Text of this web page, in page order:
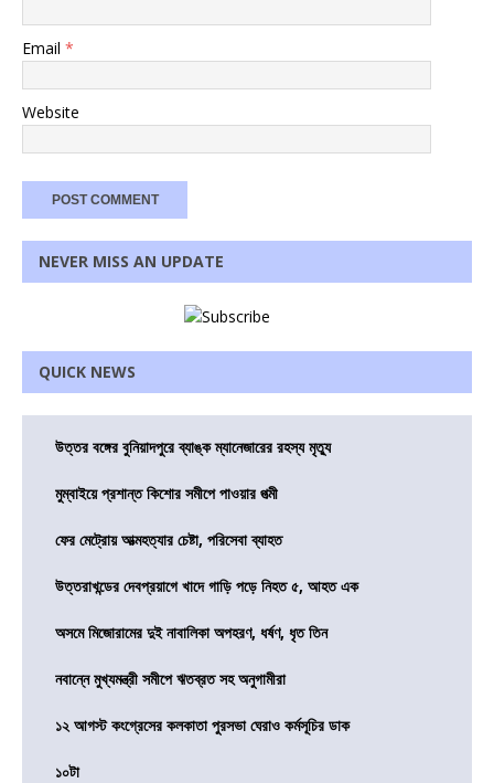
Email *
Website
NEVER MISS AN UPDATE
QUICK NEWS
উত্তর বঙ্গের বুনিয়াদপুরে ব্যাঙ্ক ম্যানেজারের রহস্য মৃত্যু
মুম্বাইয়ে প্রশান্ত কিশোর সমীপে পাওয়ার পত্মী
ফের মেট্রোয় আত্মহত্যার চেষ্টা, পরিসেবা ব্যাহত
উত্তরাখন্ডের দেবপ্রয়াগে খাদে গাড়ি পড়ে নিহত ৫, আহত এক
অসমে মিজোরামের দুই নাবালিকা অপহরণ, ধর্ষণ, ধৃত তিন
নবান্নে মুখ্যমন্ত্রী সমীপে ঋতব্রত সহ অনুগামীরা
১২ আগস্ট কংগ্রেসের কলকাতা পুরসভা ঘেরাও কর্মসূচির ডাক
১০টা